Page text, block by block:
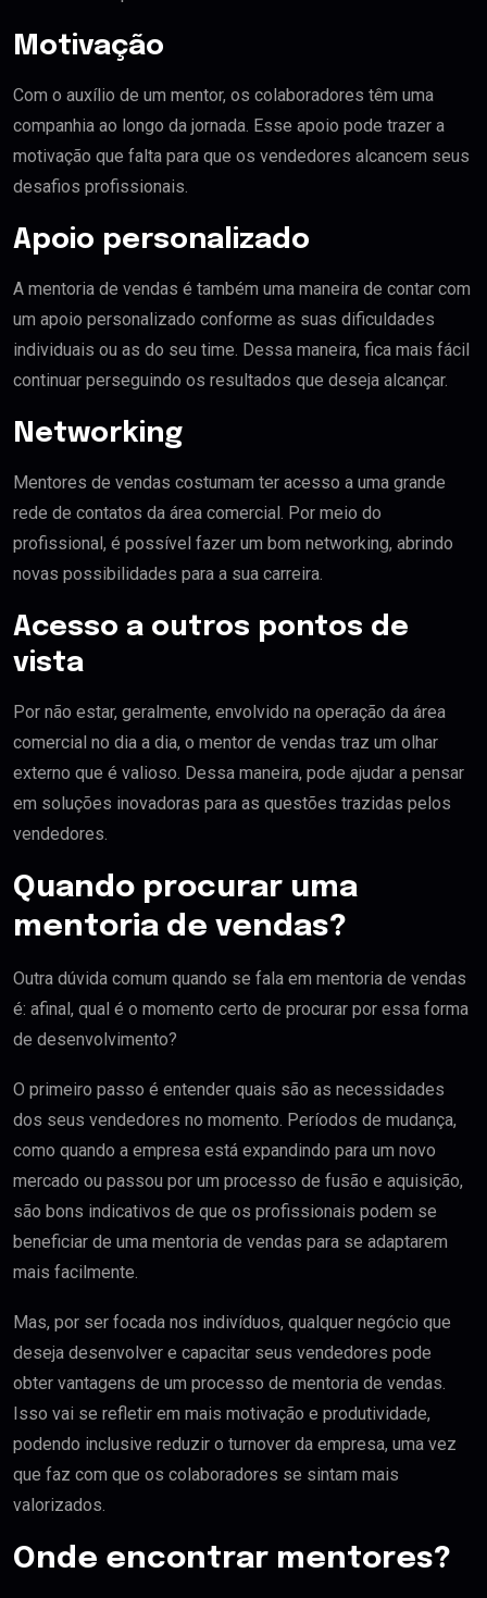
Motivação
Com o auxílio de um mentor, os colaboradores têm uma
companhia ao longo da jornada. Esse apoio pode trazer a
motivação que falta para que os vendedores alcancem seus
desafios profissionais.
Apoio personalizado
A mentoria de vendas é também uma maneira de contar com
um apoio personalizado conforme as suas dificuldades
individuais ou as do seu time. Dessa maneira, fica mais fácil
continuar perseguindo os resultados que deseja alcançar.
Networking
Mentores de vendas costumam ter acesso a uma grande
rede de contatos da área comercial. Por meio do
profissional, é possível fazer um bom networking, abrindo
novas possibilidades para a sua carreira.
Acesso a outros pontos de
vista
Por não estar, geralmente, envolvido na operação da área
comercial no dia a dia, o mentor de vendas traz um olhar
externo que é valioso. Dessa maneira, pode ajudar a pensar
em soluções inovadoras para as questões trazidas pelos
vendedores.
Quando procurar uma
mentoria de vendas?
Outra dúvida comum quando se fala em mentoria de vendas
é: afinal, qual é o momento certo de procurar por essa forma
de desenvolvimento?
O primeiro passo é entender quais são as necessidades
dos seus vendedores no momento. Períodos de mudança,
como quando a empresa está expandindo para um novo
mercado ou passou por um processo de fusão e aquisição,
são bons indicativos de que os profissionais podem se
beneficiar de uma mentoria de vendas para se adaptarem
mais facilmente.
Mas, por ser focada nos indivíduos, qualquer negócio que
deseja desenvolver e capacitar seus vendedores pode
obter vantagens de um processo de mentoria de vendas.
Isso vai se refletir em mais motivação e produtividade,
podendo inclusive reduzir o turnover da empresa, uma vez
que faz com que os colaboradores se sintam mais
valorizados.
Onde encontrar mentores?